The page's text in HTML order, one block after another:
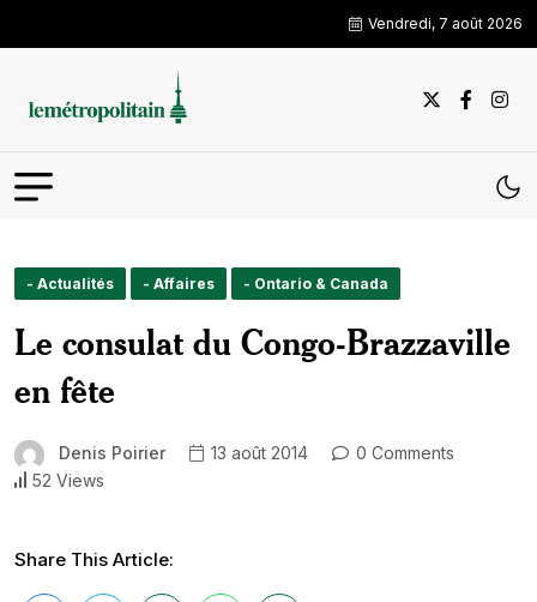
Vendredi, 7 août 2026
- Actualités - Affaires - Ontario & Canada
Le consulat du Congo-Brazzaville
en fête
Denis Poirier 13 août 2014
0 Comments
52 Views
Share This Article: